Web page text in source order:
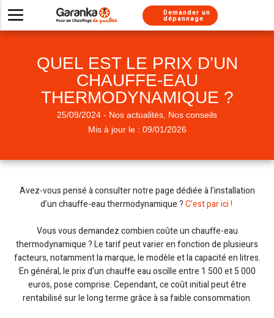
Aller au menu
Aller au contenuDemander un
dépannage
Chaudière gaz
Pompe à chaleur
Chaudière fioul
Chauffe-eau thermodynamique
Chauffe eau gaz
Adoucisseur
Chauffe-eau solaire
Chaudière gaz
Chauffe-eau gaz
Pompe à chaleur
Chauffe-eau thermodynamique
Chaudière fioul
Climatisation
Besoin de conseils
Chaudière gaz
Pompe à chaleur
Climatisation
Chauffe-eau gaz
Installation Thermostat
Simulateur chaudière
Pompes à chaleur
Climatisations réversibles
Nos métiers
Nos services
Nos labels
Nous rejoindre
Nos engagements
QUEL EST LE PRIX D’UN
CHAUFFE-EAU
THERMODYNAMIQUE ?
25/09/2024 - Nos actualités, Nos conseils
Mis à jour le : 09/01/2026
Avez-vous pensé à consulter notre page dédiée à l’installation
d’un chauffe-eau thermodynamique ?C’est par ici !
Vous vous demandez combien coûte un chauffe-eau
thermodynamique ? Le tarif peut varier en fonction de plusieurs
facteurs, notamment la marque, le modèle et la capacité en litres.
En général, le prix d’un chauffe eau oscille entre 1 500 et 5 000
euros, pose comprise. Cependant, ce coût initial peut être
rentabilisé sur le long terme grâce à sa faible consommation.